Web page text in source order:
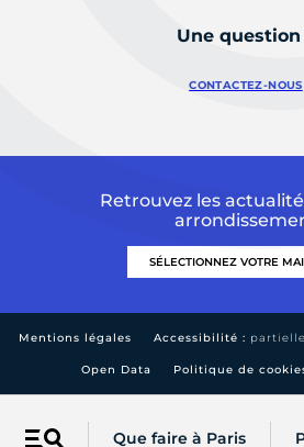
Que faire à Paris
Une question
CONTACTEZ-NOUS
Retrouvez les
Mentions légales Accessibilité :
Open Data Politique de